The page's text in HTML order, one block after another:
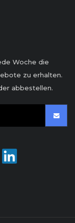
Woche die
zu erhalten.
abbestellen.